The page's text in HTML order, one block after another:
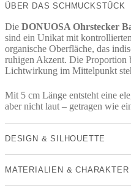
ÜBER DAS SCHMUCKSTÜCK
Die DONUOSA Ohrstecker
sind ein Unikat mit
organische Oberfläche, das
ruhigen Akzent. Die Proportion
Lichtwirkung im Mittelpunkt
Mit 5 cm Länge entsteht eine
aber nicht laut – getragen wie
DESIGN & SILHOUETTE
MATERIALIEN & CHARAKTER